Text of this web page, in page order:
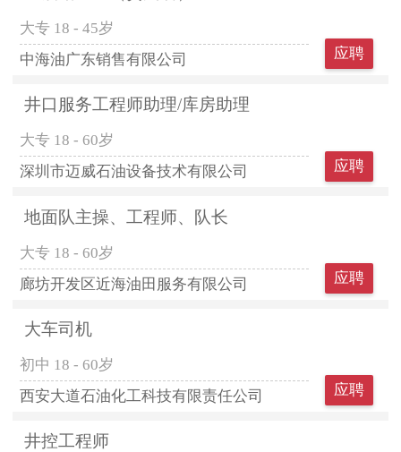
大专 18 - 45岁
中海油广东销售有限公司
应聘
井口服务工程师助理/库房助理
大专 18 - 60岁
深圳市迈威石油设备技术有限公司
应聘
地面队主操、工程师、队长
大专 18 - 60岁
廊坊开发区近海油田服务有限公司
应聘
大车司机
初中 18 - 60岁
西安大道石油化工科技有限责任公司
应聘
井控工程师